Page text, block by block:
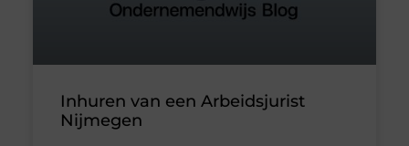
Inhuren van een Arbeidsjurist
Nijmegen